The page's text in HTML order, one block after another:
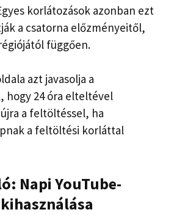
korlátozások azonban ezt
a csatorna előzményeitől,
függően.
azt javasolja a
hogy 24 óra elteltével
a feltöltéssel, ha
a feltöltési korláttal
Napi YouTube-